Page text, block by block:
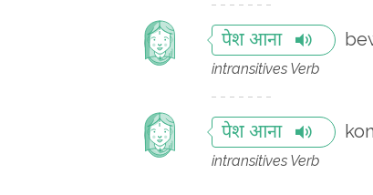
पेश आना
intransitives Verb
पेश आना
intransitives Verb